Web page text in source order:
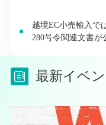
越境EC小売輸入で
280号令関連文書
最新イベン